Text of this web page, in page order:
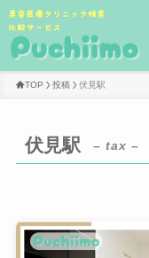
TOP 投稿 伏見駅
伏見駅 – tax –